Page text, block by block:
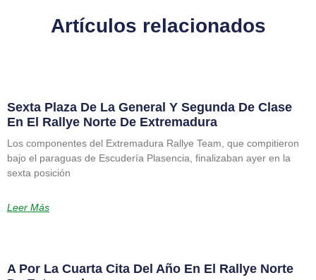
Artículos relacionados
Sexta Plaza De La General Y Segunda De Clase
En El Rallye Norte De Extremadura
Los componentes del Extremadura Rallye Team, que compitieron
bajo el paraguas de Escudería Plasencia, finalizaban ayer en la
sexta posición
Leer Más
A Por La Cuarta Cita Del Año En El Rallye Norte